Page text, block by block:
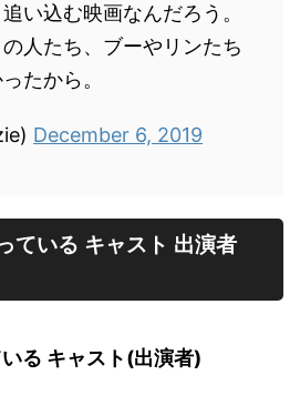
い込む映画なんだろう。
人たち、ブーやリンたち
たから。
December 6, 2019
ている キャスト 出演者
る キャスト(出演者)